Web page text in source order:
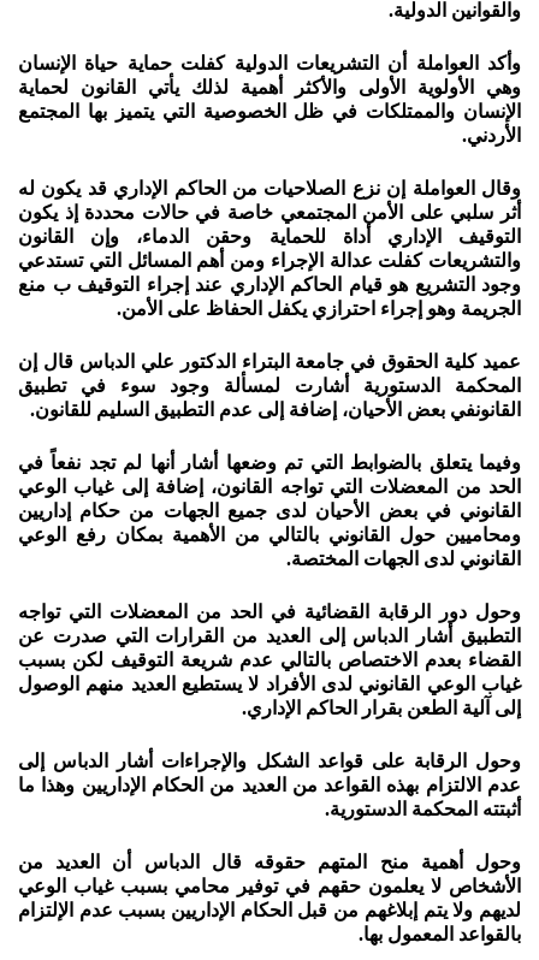
والقوانين الدولية.
وأكد العواملة أن التشريعات الدولية كفلت حماية حياة الإنسان
وهي الأولوية الأولى والأكثر أهمية لذلك يأتي القانون لحماية
الإنسان والممتلكات في ظل الخصوصية التي يتميز بها المجتمع
الأردني.
وقال العواملة إن نزع الصلاحيات من الحاكم الإداري قد يكون له
أثر سلبي على الأمن المجتمعي خاصة في حالات محددة إذ يكون
التوقيف الإداري أداة للحماية وحقن الدماء، وإن القانون
والتشريعات كفلت عدالة الإجراء ومن أهم المسائل التي تستدعي
وجود التشريع هو قيام الحاكم الإداري عند إجراء التوقيف ب منع
الجريمة وهو إجراء احترازي يكفل الحفاظ على الأمن.
عميد كلية الحقوق في جامعة البتراء الدكتور علي الدباس قال إن
المحكمة الدستورية أشارت لمسألة وجود سوء في تطبيق
القانونفي بعض الأحيان، إضافة إلى عدم التطبيق السليم للقانون.
وفيما يتعلق بالضوابط التي تم وضعها أشار أنها لم تجد نفعاً في
الحد من المعضلات التي تواجه القانون، إضافة إلى غياب الوعي
القانوني في بعض الأحيان لدى جميع الجهات من حكام إداريين
ومحاميين حول القانوني بالتالي من الأهمية بمكان رفع الوعي
القانوني لدى الجهات المختصة.
وحول دور الرقابة القضائية في الحد من المعضلات التي تواجه
التطبيق أشار الدباس إلى العديد من القرارات التي صدرت عن
القضاء بعدم الاختصاص بالتالي عدم شريعة التوقيف لكن بسبب
غياب الوعي القانوني لدى الأفراد لا يستطيع العديد منهم الوصول
إلى آلية الطعن بقرار الحاكم الإداري.
وحول الرقابة على قواعد الشكل والإجراءات أشار الدباس إلى
عدم الالتزام بهذه القواعد من العديد من الحكام الإداريين وهذا ما
أثبتته المحكمة الدستورية.
وحول أهمية منح المتهم حقوقه قال الدباس أن العديد من
الأشخاص لا يعلمون حقهم في توفير محامي بسبب غياب الوعي
لديهم ولا يتم إبلاغهم من قبل الحكام الإداريين بسبب عدم الإلتزام
بالقواعد المعمول بها.